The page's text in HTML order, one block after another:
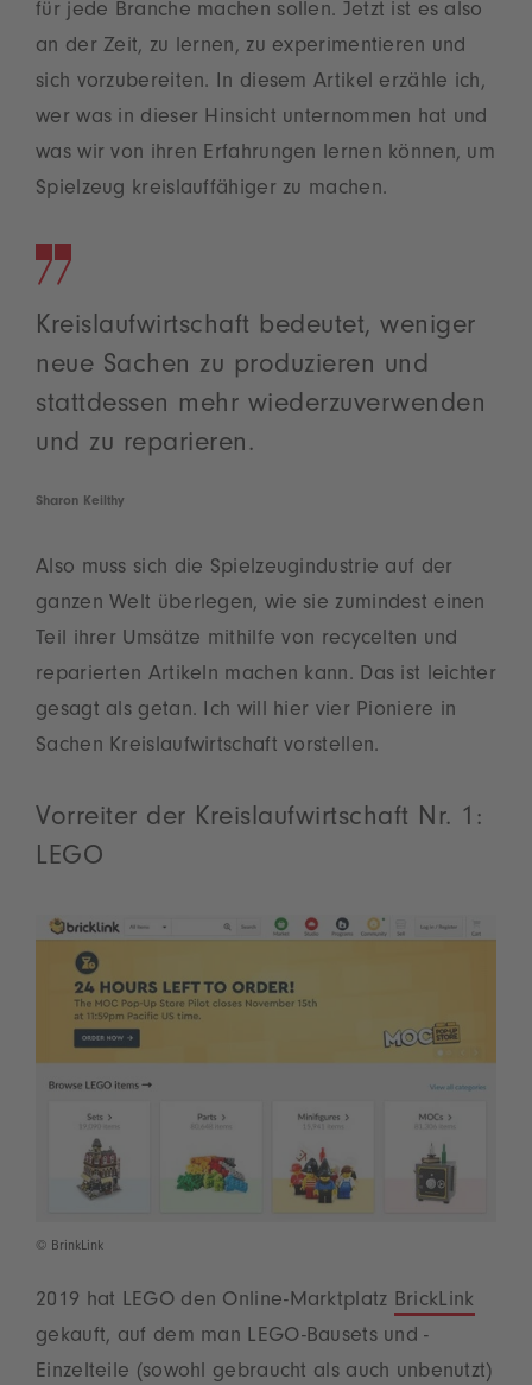
für jede Branche machen sollen. Jetzt ist es also
an der Zeit, zu lernen, zu experimentieren und
sich vorzubereiten. In diesem Artikel erzähle ich,
wer was in dieser Hinsicht unternommen hat und
was wir von ihren Erfahrungen lernen können, um
Spielzeug kreislauffähiger zu machen.
Kreislaufwirtschaft bedeutet, weniger
neue Sachen zu produzieren und
stattdessen mehr wiederzuverwenden
und zu reparieren.
Sharon Keilthy
Also muss sich die Spielzeugindustrie auf der
ganzen Welt überlegen, wie sie zumindest einen
Teil ihrer Umsätze mithilfe von recycelten und
reparierten Artikeln machen kann. Das ist leichter
gesagt als getan. Ich will hier vier Pioniere in
Sachen Kreislaufwirtschaft vorstellen.
Vorreiter der Kreislaufwirtschaft Nr. 1:
LEGO
© BrinkLink
2019 hat LEGO den Online-Marktplatz BrickLink
gekauft, auf dem man LEGO-Bausets und -
Einzelteile (sowohl gebraucht als auch unbenutzt)